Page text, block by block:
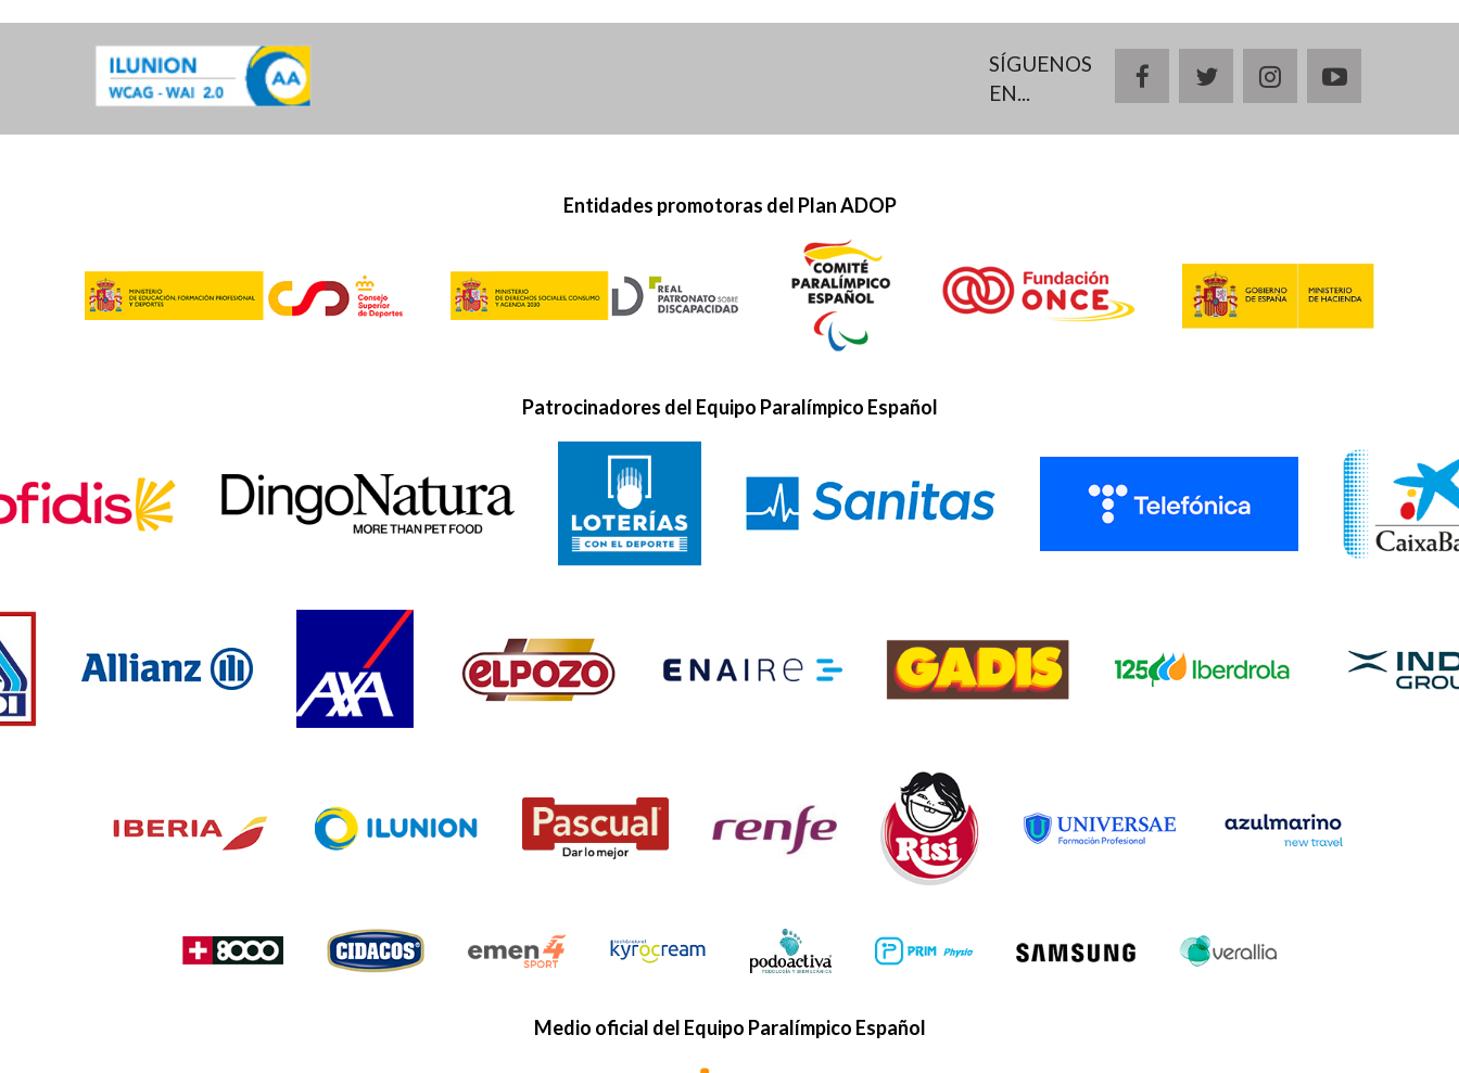
SÍGUENOS
EN...
facebooktwitterinstagramyoutube
Entidades promotoras del Plan ADOP
Patrocinadores del Equipo Paralímpico Español
Medio oficial del Equipo Paralímpico Español